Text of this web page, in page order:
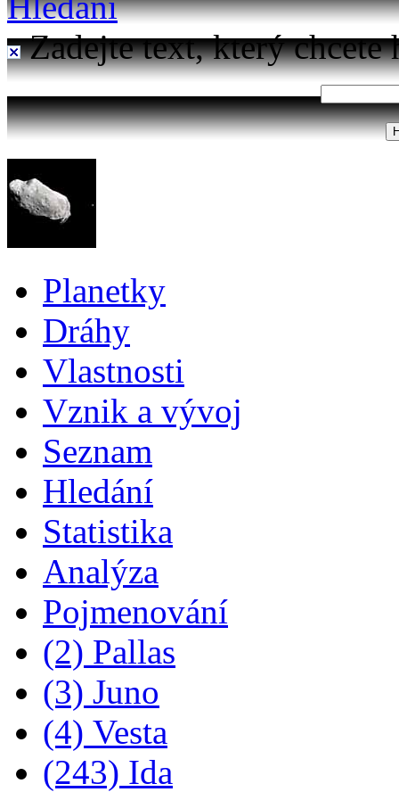
Zadejte text, který chcete
Planetky
Dráhy
Vlastnosti
Vznik a vývoj
Seznam
Hledání
Statistika
Analýza
Pojmenování
(2) Pallas
(3) Juno
(4) Vesta
(243) Ida